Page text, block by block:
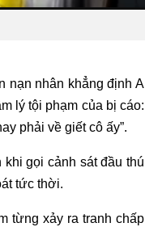
nạn nhân khẳng định A
lý tội phạm của bị cáo:
phải về giết cô ấy”.
gọi cảnh sát đầu thú
tức thời.
từng xảy ra tranh chấp